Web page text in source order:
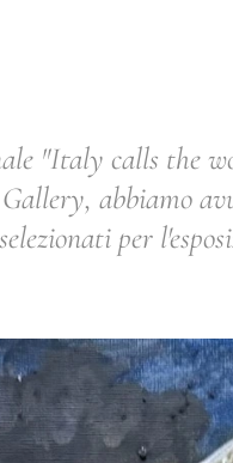
"Italy calls the
abbiamo
per